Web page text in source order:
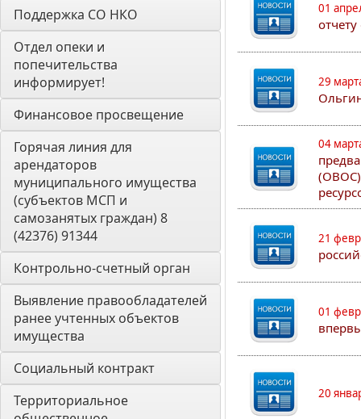
Поддержка СО НКО
Отдел опеки и
попечительства
информирует!
Финансовое просвещение
Горячая линия для
арендаторов
муниципального имущества
(субъектов МСП и
самозанятых граждан) 8
(42376) 91344
Контрольно-счетный орган
Выявление правообладателей
ранее учтенных объектов
имущества
Социальный контракт
Территориальное
01
29
04
21
01
20